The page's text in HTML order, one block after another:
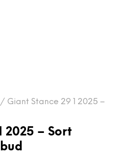
/ Giant Stance 29 1 2025 –
2025 – Sort